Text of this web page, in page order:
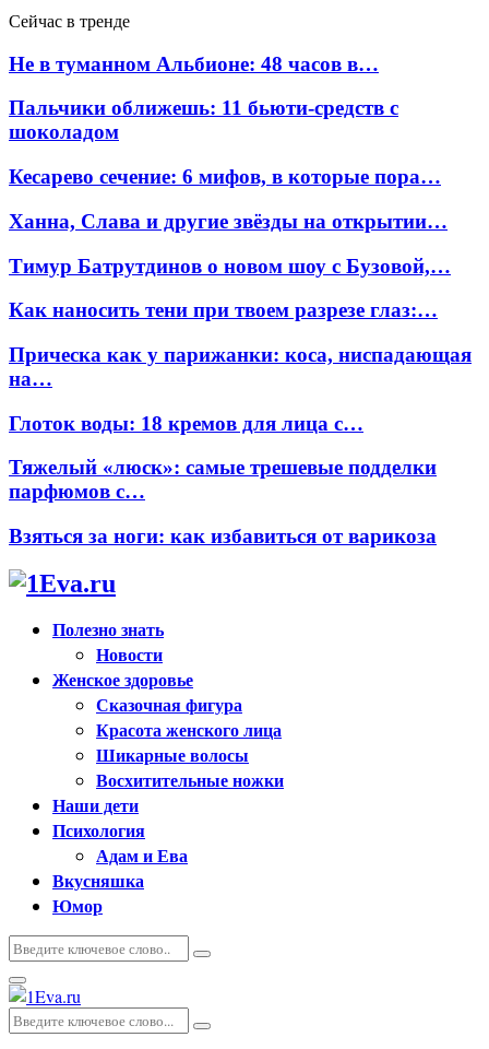
Сейчас в тренде
Не в туманном Альбионе: 48 часов в…
Пальчики оближешь: 11 бьюти-средств с
шоколадом
Кесарево сечение: 6 мифов, в которые пора…
Ханна, Слава и другие звёзды на открытии…
Тимур Батрутдинов о новом шоу с Бузовой,…
Как наносить тени при твоем разрезе глаз:…
Прическа как у парижанки: коса, ниспадающая
на…
Глоток воды: 18 кремов для лица с…
Тяжелый «люск»: самые трешевые подделки
парфюмов с…
Взяться за ноги: как избавиться от варикоза
Полезно знать
Новости
Женское здоровье
Сказочная фигура
Красота женского лица
Шикарные волосы
Восхитительные ножки
Наши дети
Психология
Адам и Ева
Вкусняшка
Юмор
Искать:
Поиск
Основное
меню
Искать:
Поиск